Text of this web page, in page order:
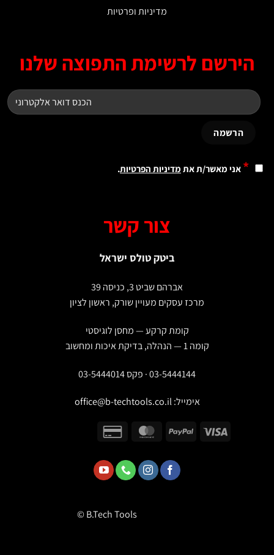
מדיניות ופרטיות
לרשימת התפוצה שלנו
אני מאשר/ת אתמדיניות הפרטיות.
צור קשר
ביטק טולס ישראל
אברהם שביט 3, כניסה 39
מרכז עסקים מעויין שורק, ראשון לציון
קומת קרקע — מחסן לוגיסטי
03-5444144 · פקס 03-5444014
אימייל:office@b-techtools.co.il
© B.Tech Tools